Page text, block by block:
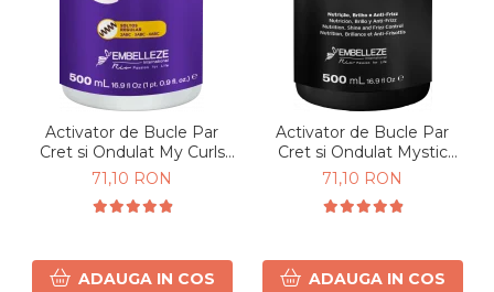
Activator de Bucle Par
Cret si Ondulat My Curls
500g
71,10 RON
ADAUGA IN COS
Activator de Bucle Par
Cret si Ondulat Mystic
Black 500ml
71,10 RON
ADAUGA IN COS